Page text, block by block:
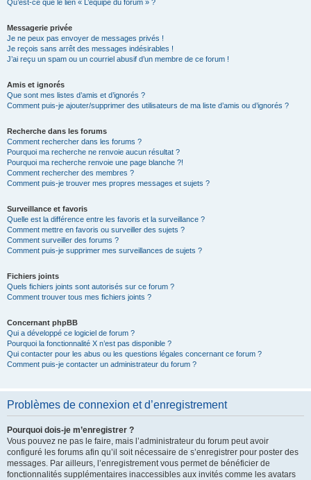
Qu’est-ce que le lien « L’équipe du forum » ?
Messagerie privée
Je ne peux pas envoyer de messages privés !
Je reçois sans arrêt des messages indésirables !
J’ai reçu un spam ou un courriel abusif d’un membre de ce forum !
Amis et ignorés
Que sont mes listes d’amis et d’ignorés ?
Comment puis-je ajouter/supprimer des utilisateurs de ma liste d’amis ou d’ignorés ?
Recherche dans les forums
Comment rechercher dans les forums ?
Pourquoi ma recherche ne renvoie aucun résultat ?
Pourquoi ma recherche renvoie une page blanche ?!
Comment rechercher des membres ?
Comment puis-je trouver mes propres messages et sujets ?
Surveillance et favoris
Quelle est la différence entre les favoris et la surveillance ?
Comment mettre en favoris ou surveiller des sujets ?
Comment surveiller des forums ?
Comment puis-je supprimer mes surveillances de sujets ?
Fichiers joints
Quels fichiers joints sont autorisés sur ce forum ?
Comment trouver tous mes fichiers joints ?
Concernant phpBB
Qui a développé ce logiciel de forum ?
Pourquoi la fonctionnalité X n’est pas disponible ?
Qui contacter pour les abus ou les questions légales concernant ce forum ?
Comment puis-je contacter un administrateur du forum ?
Problèmes de connexion et d’enregistrement
Pourquoi dois-je m’enregistrer ?
Vous pouvez ne pas le faire, mais l’administrateur du forum peut avoir
configuré les forums afin qu’il soit nécessaire de s’enregistrer pour poster des
messages. Par ailleurs, l’enregistrement vous permet de bénéficier de
fonctionnalités supplémentaires inaccessibles aux invités comme les avatars